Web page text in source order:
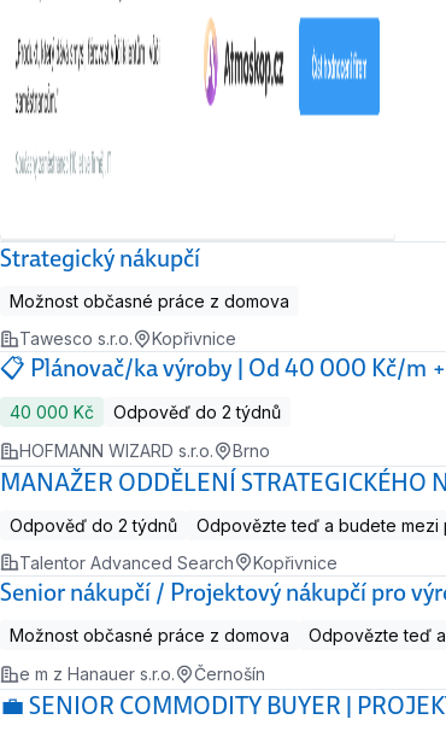
Strategický nákupčí
Možnost občasné práce z domova
Tawesco s.r.o.
Kopřivnice
📋 Plánovač/ka výroby | Od 40 000 Kč/m
40 000 Kč
Odpověď do 2 týdnů
HOFMANN WIZARD s.r.o.
Brno
MANAŽER ODDĚLENÍ
Odpověď do 2 týdnů
Odpovězte teď a budete mezi
Talentor Advanced Search
Kopřivnice
Senior nákupčí / Projektový nákupčí pro
Možnost občasné práce z domova
Odpovězte teď
e m z Hanauer s.r.o.
Černošín
💼 SENIOR COMMODITY BUYER |